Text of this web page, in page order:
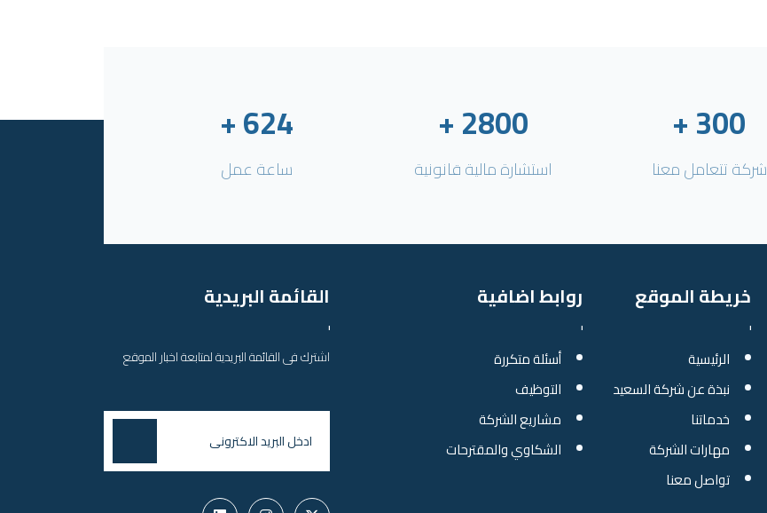
300
+
شركة تتعامل معنا
2800
+
استشارة مالية قانونية
624
+
ساعة عمل
خريطة الموقع
الرئيسية
نبذة عن شركة السعيد
خدماتنا
مهارات الشركة
تواصل معنا
روابط اضافية
أسئلة متكررة
التوظيف
مشاريع الشركة
الشكاوي والمقترحات
القائمة البريدية
اشترك فى القائمة البريدية لمتابعة اخبار الموقع